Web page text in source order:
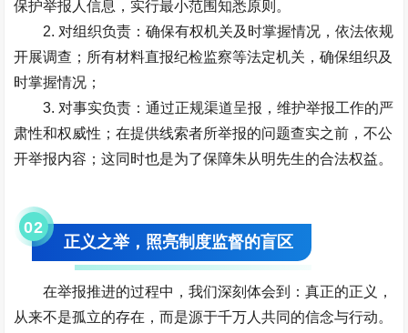
保护举报人信息，实行最小范围知悉原则。
2. 对组织负责：确保有权机关及时掌握情况，依法依规
开展调查；所有材料直报纪检监察等法定机关，确保组织及
时掌握情况；
3. 对事实负责：通过正规渠道呈报，维护举报工作的严
肃性和权威性；在提供线索者所举报的问题查实之前，不公
开举报内容；这同时也是为了保障朱从明先生的合法权益。
02
正义之举，照亮制度监督的盲区
在举报推进的过程中，我们深刻体会到：真正的正义，
从来不是孤立的存在，而是源于千万人共同的信念与行动。